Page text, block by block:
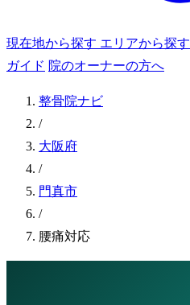
現在地から探す エリアから探す
ガイド 院のオーナーの方へ
整骨院ナビ
/
大阪府
/
門真市
/
腰痛対応